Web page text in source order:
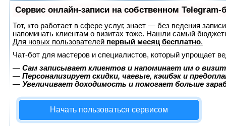
Сервис онлайн-записи на собственном Telegram-
Тот, кто работает в сфере услуг, знает — без ведения
напоминать клиентам о визитах тоже. Нашли самый
Для новых пользователей первый месяц бесплатно.
Чат-бот для мастеров и специалистов, который упрощает
— Сам записывает клиентов и напоминает им о
— Персонализирует скидки, чаевые, кэшбэк и
— Увеличивает доходимость и помогает больше
Начать пользоваться сервисом